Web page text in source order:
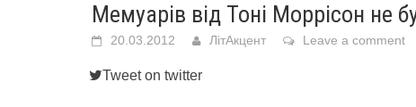
Мемуарів від Тоні Моррісон не
20.03.2012 ЛітАкцент Leave a comment
Tweet on twitter